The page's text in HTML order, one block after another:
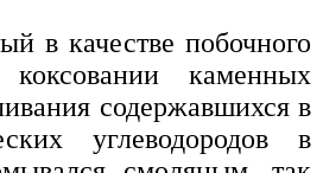
в качестве побочного
каменных
содержавшихся в
углеводородов в